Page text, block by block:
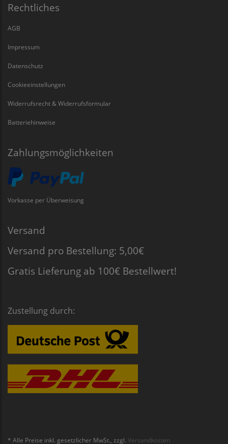
Rechtliches
AGB
Impressum
Datenschutz
Cookieeinstellungen
Widerrufsrecht & Widerrufsformular
Batteriehinweise
Zahlungsmöglichkeiten
Vorkasse per Überweisung
Versand
Versand pro Bestellung: 5,00€
Gratis Lieferung ab 100€ Bestellwert!
Zustellung durch:
* Alle Preise inkl. gesetzlicher MwSt., zzgl. Versandkosten